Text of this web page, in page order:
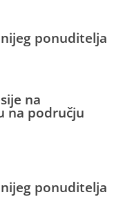
ponuditelja
na
na području
ponuditelja